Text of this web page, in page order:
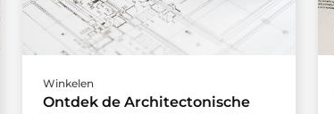
Winkelen
Ontdek de Architectonische